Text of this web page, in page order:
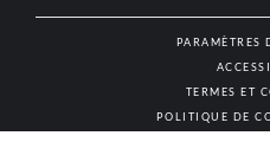
PARAMÈTRES
TERMES ET
POLITIQUE DE